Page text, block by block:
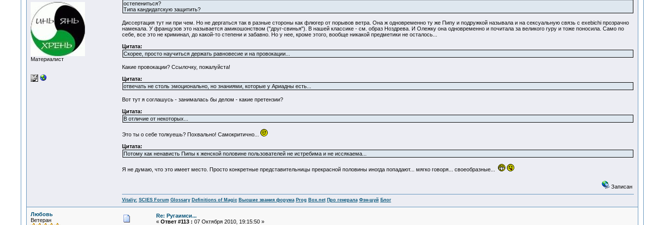
Материалист
остепениться?
Типа кандидатскую защитить?
Диссертация тут ни при чем. Но не дергаться так в разные стороны как флюгер от порывов ветра. Она ж одновременно ту же Пипу и подружкой называла и на сексуальную связь с exebichi прозрачно
намекала. У французов это называется амикошонством ("друг-свинья"). В нашей классике - см. образ Ноздрева. И Олежку она одновременно и почитала за великого гуру и тоже поносила. Само по
себе, все это не криминал, до какой-то степени и забавно. Но у нее, кроме этого, вообще никакой предметики не осталось...
Цитата:
Скорее, просто научиться держать равновесие и на провокации...
Какие провокации? Ссылочку, пожалуйста!
Цитата:
отвечать не столь эмоционально, но знаниями, которые у Ариадны есть...
Вот тут я соглашусь - занималась бы делом - какие претензии?
Цитата:
В отличие от некоторых...
Это ты о себе толкуешь? Похвально! Самокритично...
Цитата:
Потому как ненависть Пипы к женской половине пользователей не истребима и не иссякаема...
Я не думаю, что это имеет место. Просто конкретные представительницы прекрасной половины иногда попадают... мягко говоря... своеобразные...
Записан
Vitaliy: SCIES Forum Glossary Definitions of Magic Высшие звания форума Prog Box.net Про генерала Фэн-шуй Блог
Любовь
Ветеран
Re: Ругаимси...
« Ответ #113 : 07 Октября 2010, 19:15:50 »